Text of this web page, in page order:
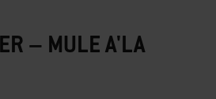
– MULE A'LA